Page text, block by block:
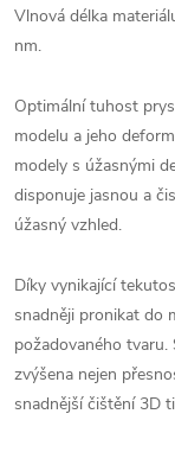
Vlnová délka
nm.
Optimální tuhost
modelu a jeho
modely s úžasnými
disponuje jasnou a
úžasný vzhled.
Díky vynikající
snadněji pronikat do
požadovaného
zvýšena nejen
snadnější čištění 3D